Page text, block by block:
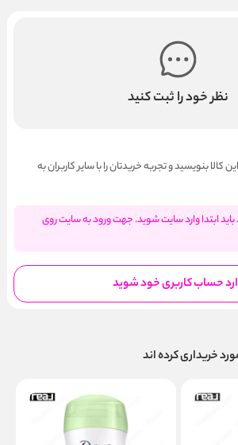
نظر خود را ثبت کنید
کالا بنویسید و تجربه خریدتان را با سایر کاربران به
ابتدا وارد سایت شوید. جهت ورود به سایت روی
حساب کاربری خود شوید
خریداری کرده اند